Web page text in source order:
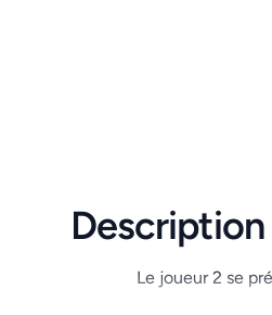
Le joueur 2 se